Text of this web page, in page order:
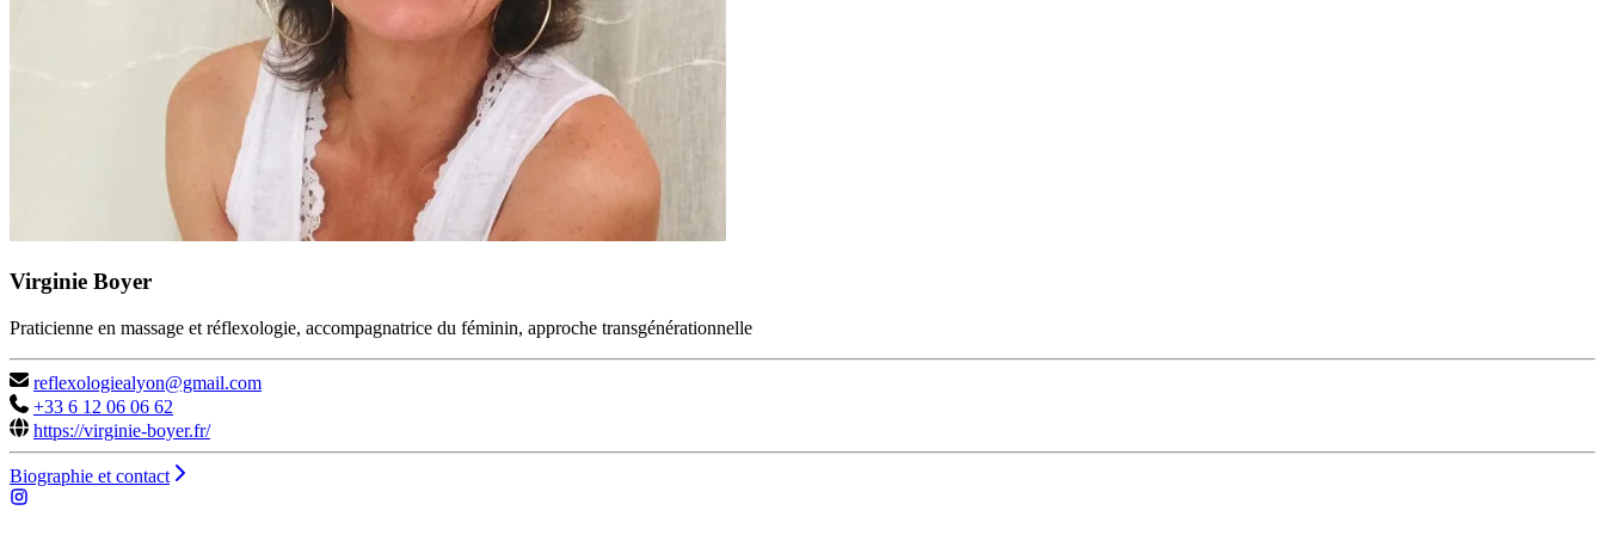
Virginie Boyer
Praticienne en massage et réflexologie, accompagnatrice du féminin, approche transgénérationnelle
reflexologiealyon@gmail.com
+33 6 12 06 06 62
https://virginie-boyer.fr/
Biographie et contact